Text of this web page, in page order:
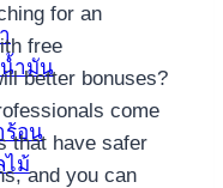
ำมัน
ร้อน
ไม้
for an
free
better bonuses?
come
that have safer
and you can